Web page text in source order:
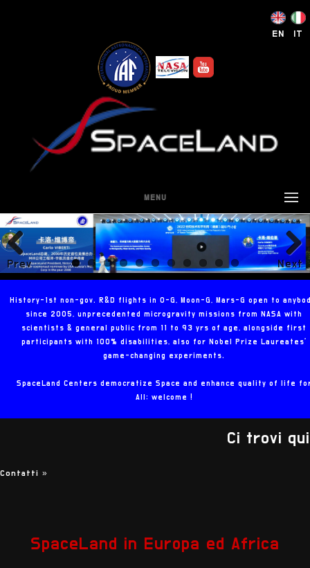
EN IT
MENU
Prev
ious
Next
History-1st non-gov. R&D flights in 0-G, Moon-G, Mars-G open to
since 2005, unprecedented microgravity missions from NASA with
scientists & general public from 11 to 93 yrs of age, alongside first
participants with 100% disabilities, also for Nobel Prize Laureates'
game-changing experiments.
SpaceLand Centers democratize Space and enhance quality of life
All: welcome !
Ci trovi qui
Contatti »
SpaceLand in Europa ed Africa